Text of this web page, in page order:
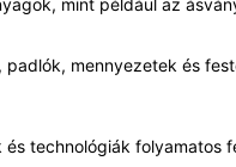
mint például az
padlók, mennyezetek és
és technológiák folyamatos